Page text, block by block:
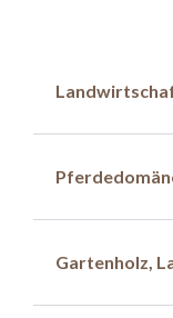
Gartenholz,